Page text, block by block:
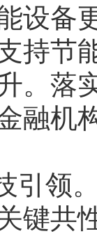
设备
持节
。落
融机
引领
键共